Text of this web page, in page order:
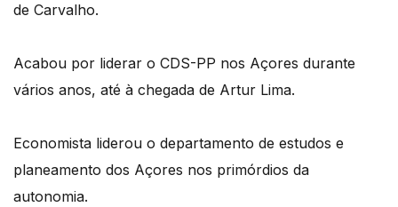
de Carvalho.
Acabou por liderar o CDS-PP nos Açores durante
vários anos, até à chegada de Artur Lima.
Economista liderou o departamento de estudos e
planeamento dos Açores nos primórdios da
autonomia.